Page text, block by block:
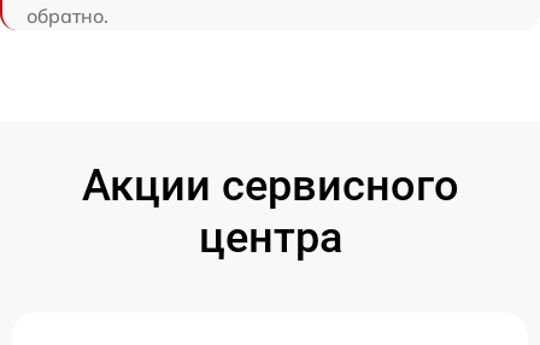
обратно.
Акции сервисного
центра